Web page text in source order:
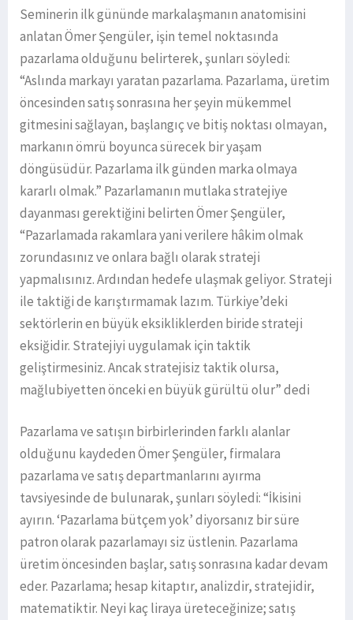
Seminerin ilk gününde markalaşmanın anatomisini
anlatan Ömer Şengüler, işin temel noktasında
pazarlama olduğunu belirterek, şunları söyledi:
“Aslında markayı yaratan pazarlama. Pazarlama, üretim
öncesinden satış sonrasına her şeyin mükemmel
gitmesini sağlayan, başlangıç ve bitiş noktası olmayan,
markanın ömrü boyunca sürecek bir yaşam
döngüsüdür. Pazarlama ilk günden marka olmaya
kararlı olmak.” Pazarlamanın mutlaka stratejiye
dayanması gerektiğini belirten Ömer Şengüler,
“Pazarlamada rakamlara yani verilere hâkim olmak
zorundasınız ve onlara bağlı olarak strateji
yapmalısınız. Ardından hedefe ulaşmak geliyor. Strateji
ile taktiği de karıştırmamak lazım. Türkiye’deki
sektörlerin en büyük eksikliklerden biride strateji
eksiğidir. Stratejiyi uygulamak için taktik
geliştirmesiniz. Ancak stratejisiz taktik olursa,
mağlubiyetten önceki en büyük gürültü olur” dedi
Pazarlama ve satışın birbirlerinden farklı alanlar
olduğunu kaydeden Ömer Şengüler, firmalara
pazarlama ve satış departmanlarını ayırma
tavsiyesinde de bulunarak, şunları söyledi: “İkisini
ayırın. ‘Pazarlama bütçem yok’ diyorsanız bir süre
patron olarak pazarlamayı siz üstlenin. Pazarlama
üretim öncesinden başlar, satış sonrasına kadar devam
eder. Pazarlama; hesap kitaptır, analizdir, stratejidir,
matematiktir. Neyi kaç liraya üreteceğinize; satış